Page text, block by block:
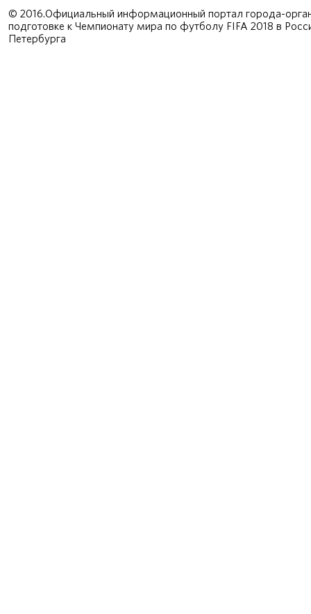
© 2016.Официальный информационный портал города-
подготовке к Чемпионату мира по футболу FIFA 2018 в
Петербурга